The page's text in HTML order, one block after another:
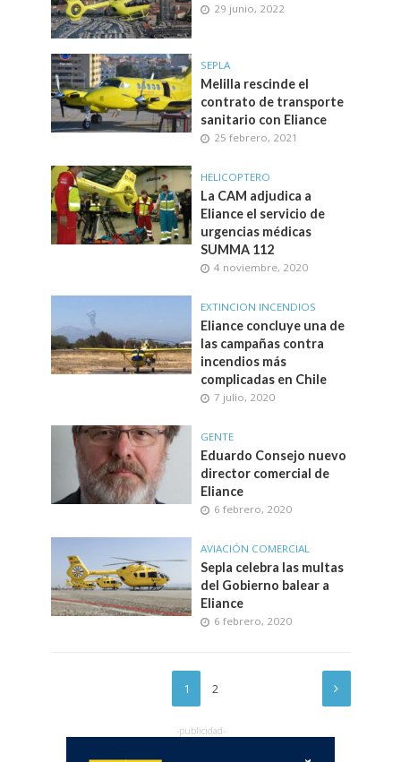
29 junio, 2022
SEPLA
Melilla rescinde el
contrato de transporte
sanitario con Eliance
25 febrero, 2021
HELICOPTERO
La CAM adjudica a
Eliance el servicio de
urgencias médicas
SUMMA 112
4 noviembre, 2020
EXTINCION INCENDIOS
Eliance concluye una de
las campañas contra
incendios más
complicadas en Chile
7 julio, 2020
GENTE
Eduardo Consejo nuevo
director comercial de
Eliance
6 febrero, 2020
AVIACIÓN COMERCIAL
Sepla celebra las multas
del Gobierno balear a
Eliance
6 febrero, 2020
1 2